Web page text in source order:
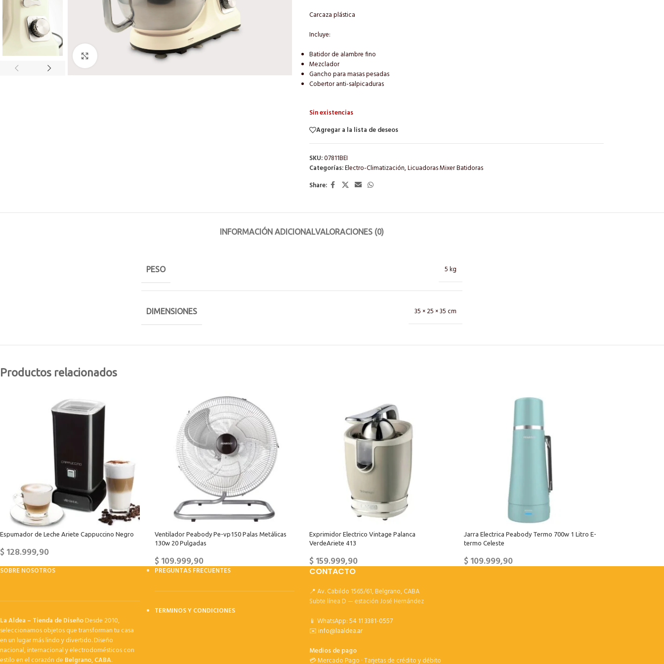
Click to enlarge
Carcaza plástica
Incluye:
Batidor de alambre fino
Mezclador
Gancho para masas pesadas
Cobertor anti-salpicaduras
Sin existencias
Agregar a la lista de deseos
SKU:07811BEI
Categorías:Electro-Climatización,Licuadoras Mixer Batidoras
Share:
INFORMACIÓN ADICIONALVALORACIONES (0)
PESO 5 kg
DIMENSIONES 35 × 25 × 35 cm
Productos relacionados
Espumador de Leche Ariete Cappuccino Negro
$128.999,90
Ventilador Peabody Pe-vp150 Palas Metálicas
130w 20 Pulgadas
$109.999,90
Exprimidor Electrico Vintage Palanca
VerdeAriete 413
$159.999,90
Jarra Electrica Peabody Termo 700w 1 Litro E-
termo Celeste
$109.999,90
SOBRE NOSOTROS
La Aldea – Tienda de DiseñoDesde 2010,
seleccionamos objetos que transforman tu casa
en un lugar más lindo y divertido. Diseño
nacional, internacional y electrodomésticos con
estilo en el corazón de Belgrano, CABA.
PREGUNTAS FRECUENTES
TERMINOS Y CONDICIONES
CONTACTO
📍 Av. Cabildo 1565/61, Belgrano, CABA
Subte línea D — estación José Hernández
📱 WhatsApp:54 11 3381-0557
✉️info@laaldea.ar
Medios de pago
💳 Mercado Pago · Tarjetas de crédito y débito